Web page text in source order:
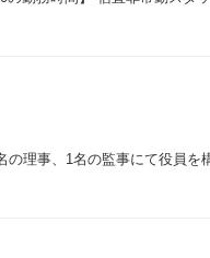
の理事、1名の監事にて役員